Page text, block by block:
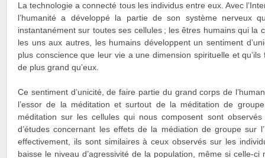
La technologie a connecté tous les individus entre eux. Avec
l’humanité a développé la partie de son système nerveux
instantanément sur toutes ses cellules ; les êtres humains qui la
les uns aux autres, les humains développent un sentiment
plus conscience que leur vie a une dimension spirituelle et
de plus grand qu’eux.
Ce sentiment d’unicité, de faire partie du grand corps de
l’essor de la méditation et surtout de la méditation de
méditation sur les cellules qui nous composent sont
d’études concernant les effets de la médiation de groupe sur
effectivement, ils sont similaires à ceux observés sur les
baisse le niveau d’agressivité de la population, même si celle-